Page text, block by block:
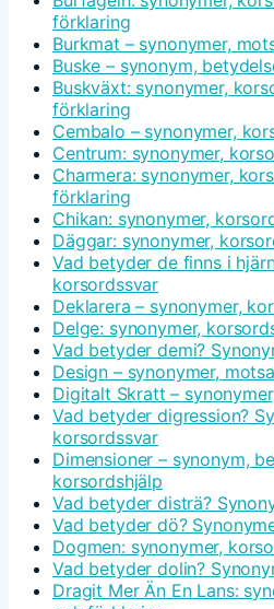
förklaring
Burkmat – synonymer,
Buske – synonym,
Buskväxt: synonymer,
förklaring
Cembalo – synonymer,
Centrum: synonymer,
Charmera: synonymer,
förklaring
Chikan: synonymer,
Däggar: synonymer,
Vad betyder de finns i
korsordssvar
Deklarera – synonymer,
Delge: synonymer,
Vad betyder demi?
Design – synonymer,
Digitalt Skratt –
Vad betyder digression?
korsordssvar
Dimensioner – synonym,
korsordshjälp
Vad betyder disträ?
Vad betyder dö?
Dogmen: synonymer,
Vad betyder dolin?
Dragit Mer Än En Lans: